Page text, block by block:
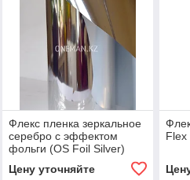
Флекс пленка зеркальное
серебро с эффектом
фольги (OS Foil Silver)
Цену уточняйте
Flex